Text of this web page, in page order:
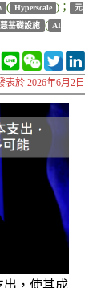
( Hyperscale )； 元
基礎設施 ( AI
於 2026年6月2日
出，使其成